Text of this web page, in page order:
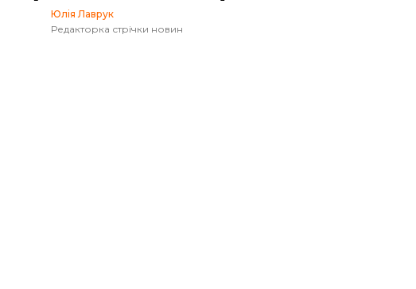
Юлія Лаврук
Редакторка стрічки новин